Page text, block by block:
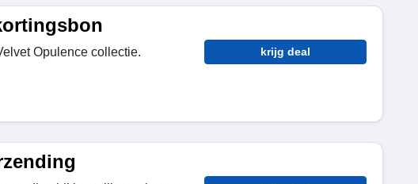
Opulence collectie. krijg deal